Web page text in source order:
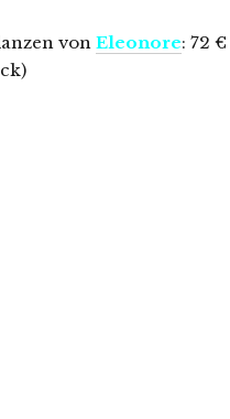
von Eleonore: 72 €